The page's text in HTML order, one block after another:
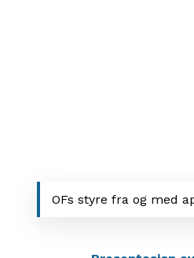
OFs styre fra og med